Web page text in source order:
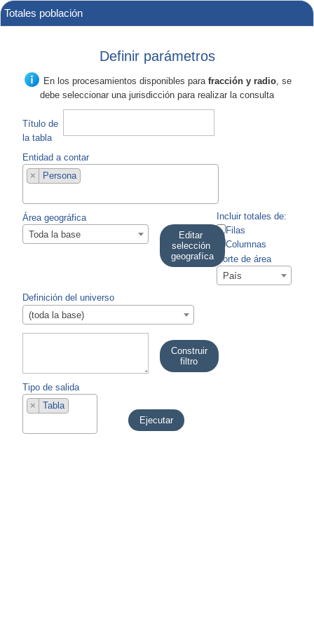
Totales población
Definir parámetros
En los procesamientos disponibles para fracción y radio, se
debe seleccionar una jurisdicción para realizar la consulta
Título de
la tabla
Entidad a contar
×
Persona
Área geográfica
Toda la base
Editar
selección
geografíca
Incluir totales de:
Filas
Columnas
Corte de área
País
Definición del universo
(toda la base)
Construir
filtro
Tipo de salida
×
Tabla